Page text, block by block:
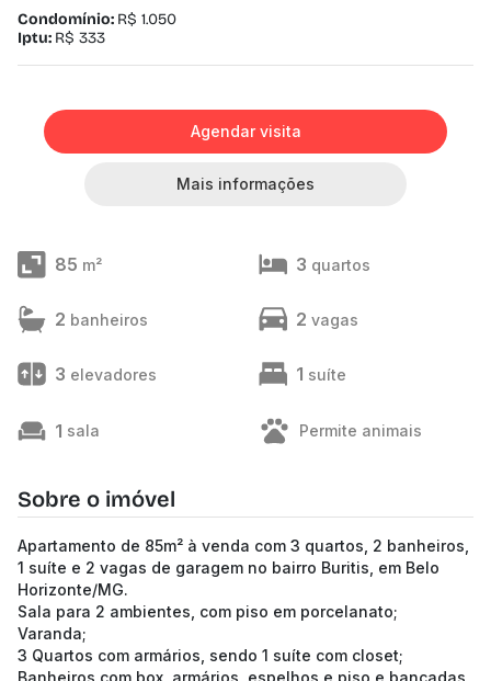
Condomínio: R$ 1.050
Iptu: R$ 333
Agendar visita
Mais informações
85 m² 3 quartos
2 banheiros 2 vagas
3 elevadores 1 suíte
1 sala Permite animais
Sobre o imóvel
Apartamento de 85m² à venda com 3 quartos, 2 banheiros,
1 suíte e 2 vagas de garagem no bairro Buritis, em Belo
Horizonte/MG.
Sala para 2 ambientes, com piso em porcelanato;
Varanda;
3 Quartos com armários, sendo 1 suíte com closet;
Banheiros com box, armários, espelhos e piso e bancadas